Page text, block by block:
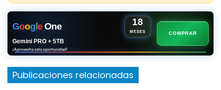
GoogeOne 18
MESES
Gemini PRO + 5TB
¡Aprovecha esta oportunidad!
COMPRAR
Publicaciones relacionadas